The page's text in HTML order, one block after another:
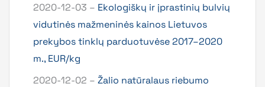
2020-12-03 – Ekologiškų ir įprastinių bulvių
vidutinės mažmeninės kainos Lietuvos
prekybos tinklų parduotuvėse 2017–2020
m., EUR/kg
2020-12-02 – Žalio natūralaus riebumo